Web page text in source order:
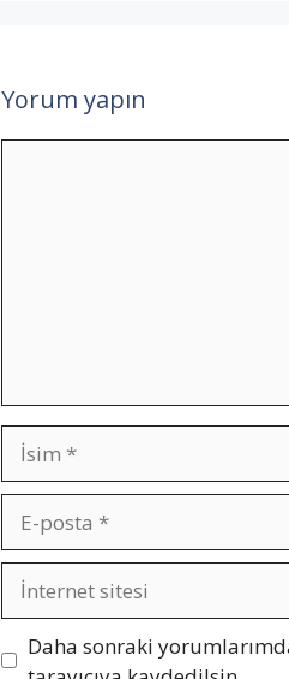
Yorum yapın
İsim
posta
İnternet
sitesi
Daha sonraki